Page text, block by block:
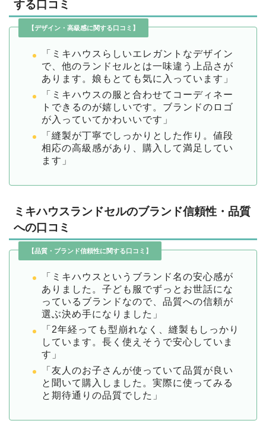
する口コミ
【デザイン・高級感に関する口コミ】
「ミキハウスらしいエレガントなデザイン
で、他のランドセルとは一味違う上品さが
あります。娘もとても気に入っています」
「ミキハウスの服と合わせてコーディネー
トできるのが嬉しいです。ブランドのロゴ
が入っていてかわいいです」
「縫製が丁寧でしっかりとした作り。値段
相応の高級感があり、購入して満足してい
ます」
ミキハウスランドセルのブランド信頼性・品質
への口コミ
【品質・ブランド信頼性に関する口コミ】
「ミキハウスというブランド名の安心感が
ありました。子ども服でずっとお世話にな
っているブランドなので、品質への信頼が
選ぶ決め手になりました」
「2年経っても型崩れなく、縫製もしっかり
しています。長く使えそうで安心していま
す」
「友人のお子さんが使っていて品質が良い
と聞いて購入しました。実際に使ってみる
と期待通りの品質でした」